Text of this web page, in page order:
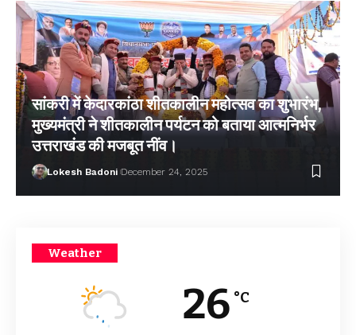
सांकरी में केदारकांठा शीतकालीन महोत्सव का शुभारंभ,
मुख्यमंत्री ने शीतकालीन पर्यटन को बताया आत्मनिर्भर
उत्तराखंड की मजबूत नींव।
Lokesh Badoni December 24, 2025
Weather
26 °C